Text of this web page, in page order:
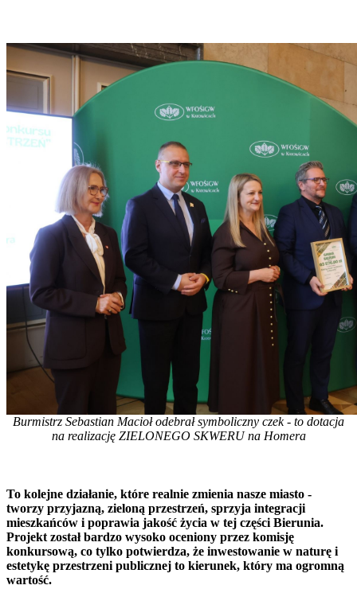
Burmistrz Sebastian Macioł odebrał symboliczny czek - to dotacja
na realizację ZIELONEGO SKWERU na Homera
To kolejne działanie, które realnie zmienia nasze miasto -
tworzy przyjazną, zieloną przestrzeń, sprzyja integracji
mieszkańców i poprawia jakość życia w tej części Bierunia.
Projekt został bardzo wysoko oceniony przez komisję
konkursową, co tylko potwierdza, że inwestowanie w naturę i
estetykę przestrzeni publicznej to kierunek, który ma ogromną
wartość.